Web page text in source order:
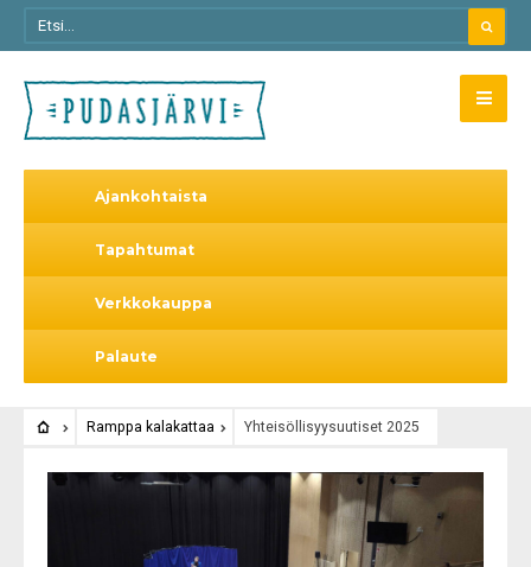
Ajankohtaista
Tapahtumat
Verkkokauppa
Palaute
Ramppa kalakattaa Yhteisöllisyysuutiset 2025